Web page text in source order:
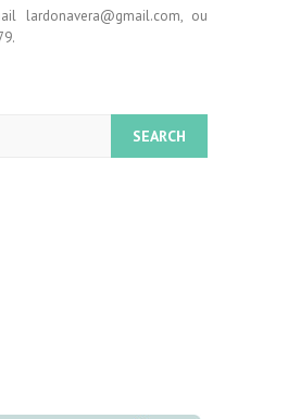
lardonavera@gmail.com, ou